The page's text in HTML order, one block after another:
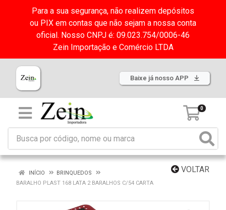
Para a sua segurança, não realizem depósitos
ou PIX em contas que não sejam a nossa conta
oficial. Nosso CNPJ é: 09.023.754/0006-46
Zein Importação e Comércio LTDA
Baixe já nosso APP
0
VOLTAR
INÍCIO
BRINQUEDOS
BARALHO PLAST 168 LATA 2 BARALHOS C/54 CARTA